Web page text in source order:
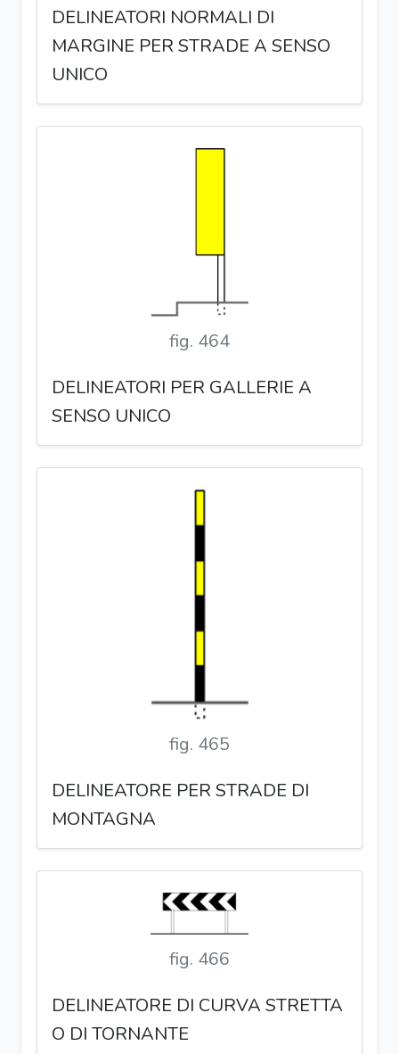
DELINEATORI NORMALI DI
MARGINE PER STRADE A SENSO
UNICO
fig. 464
DELINEATORI PER GALLERIE A
SENSO UNICO
fig. 465
DELINEATORE PER STRADE DI
MONTAGNA
fig. 466
DELINEATORE DI CURVA STRETTA
O DI TORNANTE